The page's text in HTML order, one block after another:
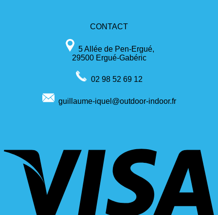
CONTACT
5 Allée de Pen-Ergué,
29500 Ergué-Gabéric
02 98 52 69 12
guillaume-iquel@outdoor-indoor.fr